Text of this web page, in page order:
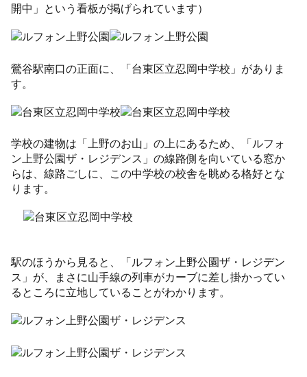
開中」という看板が掲げられています）
鶯谷駅南口の正面に、「台東区立忍岡中学校」がありま
す。
学校の建物は「上野のお山」の上にあるため、「ルフォ
ン上野公園ザ・レジデンス」の線路側を向いている窓か
らは、線路ごしに、この中学校の校舎を眺める格好とな
ります。
駅のほうから見ると、「ルフォン上野公園ザ・レジデン
ス」が、まさに山手線の列車がカーブに差し掛かってい
るところに立地していることがわかります。